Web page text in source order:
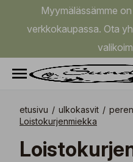
Myymälässämme
verkkokaupassa. Ota
etusivu / ulkokasvit /
Loistokurjenmiekka